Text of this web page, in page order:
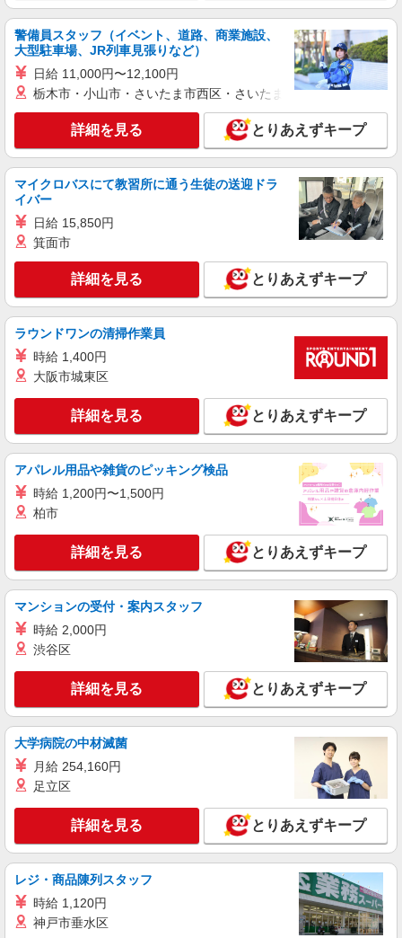
年始手当：380円/時 寸志あり：年2回（6月・12
月） ※業績による ※処遇改善手当は試用期間中(3
ヶ月)は支給なし
埼玉県川口市南町2-8-29
キープ 詳細を見る
パート
鳩ヶ谷ケアセンターそよ風：RO16773
デイサービス 介護スタッフ
【時給】1,350円〜1,550円 ▼給与詳細 処遇改
善手当：200円/時 ▼下記別途支給 通勤手当 年末
年始手当：380円/時 寸志あり：年2回（6月・12
詳細を見る
川口南ケアセンターそよ風：RO41496
ショートステイ ユニットリーダー
【月給】275,920円〜325,920円 ▼給与詳細 処
遇改善手当：35,920円 夜勤手当：30,000円（5回
分） ※6回目以降は1回6,000円支給 ▼下記別途支
年2回（6月・12月） ※業績による 特別報酬：平
均34.1万円（最高額135万円） ※2025年6月支給実
績 ※処遇改善手当は試用期間中(3ヶ月)は支給なし
キープ 詳細を見る
鳩ヶ谷ケアセンターそよ風：RO16743
デイサービス 介護スタッフ
【月給】244,320円〜269,320円 ▼給与詳細 処
遇改善手当：34,320円 ▼下記別途支給 通勤手当
年末年始手当：380円/時 寸志あり：年2回（6月・
12月） ※業績による 特別報酬：平均33.8万円（最
高額130万円） ※2025年6月支給実績 ※処遇改善
手当は試用期間中(3ヶ月)は支給なし
埼玉県川口市里1218
キープ 詳細を見る
契約社員
川口南ケアセンターそよ風：RO9891
デイサービス 介護スタッフ
【月給】254,320円〜294,320円 ▼給与詳細 処
遇改善手当：34,320円 ▼下記別途支給 通勤手当
年末年始手当：380円/時 寸志あり：年2回（6月・
12月） ※業績による 特別報酬：平均33.8万円（最
高額130万円） ※2025年6月支給実績 ※処遇改善
詳細を見る
川口元郷ショートステイそよ風：RO14658
ショートステイ 介護スタッフ
【月給】275,920円〜295,920円 ▼給与詳細 資
格手当：0〜10,000円 処遇改善手当：35,920円 夜
勤手当：30,000円（5回分） ※6回目以降は1回
6,000円支給 住宅手当：規定あり 地域手当：0〜
警備員スタッフ（イベント、道路、商業施設、
大型駐車場、JR列車見張りなど）
日給 11,000円〜12,100円
栃木市・小山市・さいたま市西区・さいたま市岩槻区・久喜市・
詳細を見る とりあえずキープ
マイクロバスにて教習所に通う生徒の送迎ドラ
イバー
日給 15,850円
箕面市
詳細を見る とりあえずキープ
ラウンドワンの清掃作業員
時給 1,400円
大阪市城東区
詳細を見る とりあえずキープ
アパレル用品や雑貨のピッキング検品
時給 1,200円〜1,500円
柏市
詳細を見る とりあえずキープ
マンションの受付・案内スタッフ
時給 2,000円
渋谷区
詳細を見る とりあえずキープ
大学病院の中材滅菌
月給 254,160円
足立区
詳細を見る とりあえずキープ
レジ・商品陳列スタッフ
時給 1,120円
神戸市垂水区